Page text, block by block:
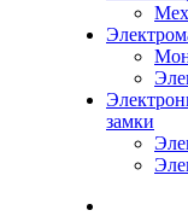
замки